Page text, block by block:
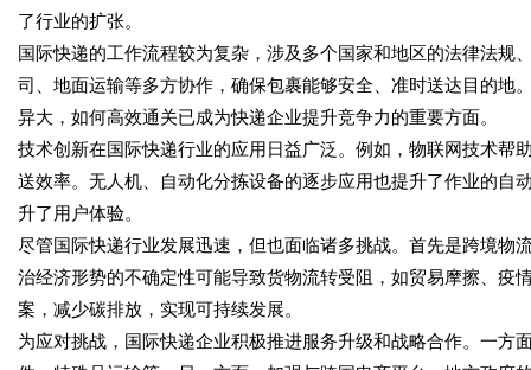
了行业的扩张。
国际快递的工作流程较为复杂，涉及多个国家和地区的法律法
司、地面运输等多方协作，确保包裹能够安全、准时送达目的地
异大，如何高效通关已成为快递企业提升竞争力的重要方面。
技术创新在国际快递行业的应用日益广泛。例如，物联网技术帮
送效率。无人机、自动化分拣设备的逐步应用也提升了作业的自
升了用户体验。
尽管国际快递行业发展迅速，但也面临诸多挑战。首先是跨境物
治经济形势的不确定性可能导致货物流转受阻，如贸易摩擦、疫
案，减少碳排放，实现可持续发展。
为应对挑战，国际快递企业积极推进服务升级和战略合作。一